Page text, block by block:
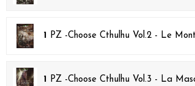
1 PZ -Choose Cthulhu Vol.2 - Le
1 PZ -Choose Cthulhu Vol.3 - La